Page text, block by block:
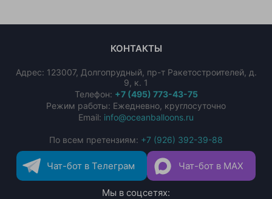
КОНТАКТЫ
Адрес: 123007, Долгопрудный, пр-т Ракетостроителей, д.
9, к. 1
Телефон: +7 (495) 773-43-75
Режим работы: Ежедневно, круглосуточно
Email: info@oceanballoons.ru
По всем претензиям: +7 (926) 392-39-88
Чат-бот в Телеграм Чат-бот в MAX
Мы в соцсетях: